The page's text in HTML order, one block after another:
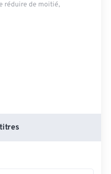
réduire de moitié,